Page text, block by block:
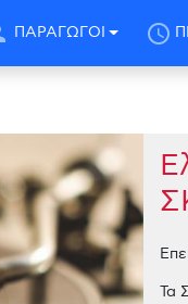
ΠΑΡΑΓΩΓΟΙ schedule
Τα